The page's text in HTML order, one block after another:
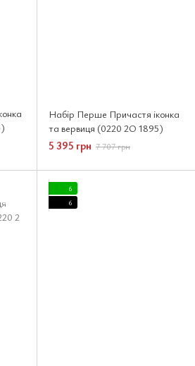
Набір Перше Причастя іконка
та вервиця (0220 2O 1895)
5 395 грн 7 707 грн
6
6